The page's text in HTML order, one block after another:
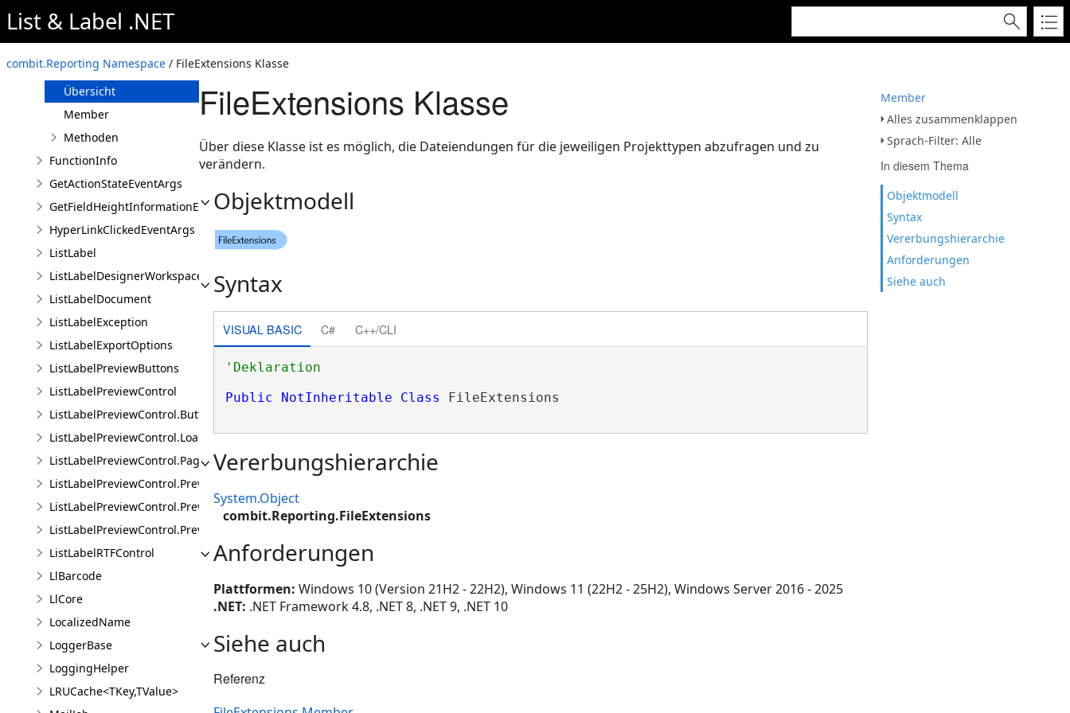
List & Label .NET
combit.Reporting Namespace / FileExtensions Klasse
Member
Alles zusammenklappen
Sprach-Filter: Alle
In diesem Thema
Objektmodell
Syntax
Vererbungshierarchie
Anforderungen
Siehe auch
FieldCollection
FieldEnumerator
FileExtensions
Übersicht
Member
Methoden
FunctionInfo
GetActionStateEventArgs
GetFieldHeightInformationEventArgs
HyperLinkClickedEventArgs
ListLabel
ListLabelDesignerWorkspace
ListLabelDocument
ListLabelException
ListLabelExportOptions
ListLabelPreviewButtons
ListLabelPreviewControl
ListLabelPreviewControl.ButtonPressEventArgs
ListLabelPreviewControl.LoadFinishedEventArgs
ListLabelPreviewControl.PageChangedEventArgs
ListLabelPreviewControl.PreviewPageStyle
ListLabelPreviewControl.PreviewSelectionFrame
ListLabelPreviewControl.PreviewZoomStyle
ListLabelRTFControl
LlBarcode
LlCore
LocalizedName
LoggerBase
LoggingHelper
LRUCache<TKey,TValue>
FileExtensions Klasse
Über diese Klasse ist es möglich, die Dateiendungen für die jeweiligen Projekttypen abzufragen und zu
verändern.
Objektmodell
Syntax
VISUAL BASIC C# C++/CLI
Public
NotInheritable Class FileExtensions
Vererbungshierarchie
System.Object
combit.Reporting.FileExtensions
Anforderungen
Plattformen: Windows 10 (Version 21H2 - 22H2), Windows 11 (22H2 - 25H2), Windows Server 2016 - 2025
.NET: .NET Framework 4.8, .NET 8, .NET 9, .NET 10
Siehe auch
Referenz